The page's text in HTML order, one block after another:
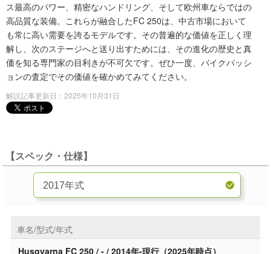
ス最高のパワー、精密なハンドリング、そして欧州車ならではの
高品質な装備。これらが融合したFC 250は、中古市場において
も常に高い需要を誇るモデルです。その普遍的な価値を正しく理
解し、次のステージへと送り出すためには、その進化の歴史と真
価を知る専門家の目利きが不可欠です。ぜひ一度、バイクパッシ
ョンの査定でその価値を確かめてみてください。
解説記事更新日：2025年10月31日
【スペック・仕様】
車名/型式/年式
Husqvarna FC 250 / - / 2014年-現行（2025年時点）